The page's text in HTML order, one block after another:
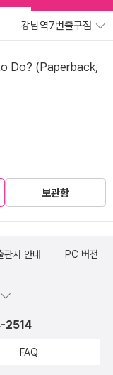
강남역7번출구점
Do? (Paperback,
보관함
판사 안내 PC 버전
2514
FAQ